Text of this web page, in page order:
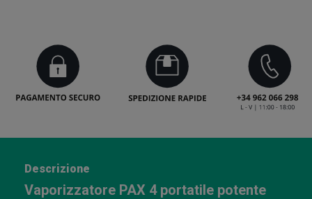
Descrizione
Vaporizzatore PAX 4 portatile potente